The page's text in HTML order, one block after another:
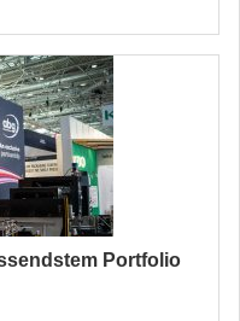
Portfolio